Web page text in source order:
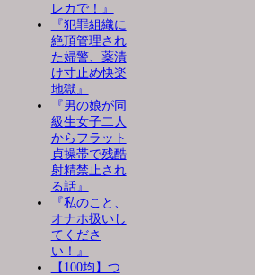
レカで！』
『犯罪組織に
絶頂管理され
た婦警、薬漬
け寸止め快楽
地獄』
『男の娘が同
級生女子二人
からフラット
貞操帯で残酷
射精禁止され
る話』
『私のこと、
オナホ扱いし
てくださ
い！』
【100均】つ